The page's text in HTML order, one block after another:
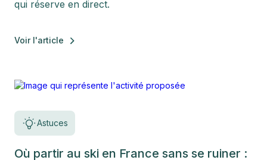
qui réserve en direct.
Voir l'article
Astuces
Où partir au ski en France sans se ruiner :